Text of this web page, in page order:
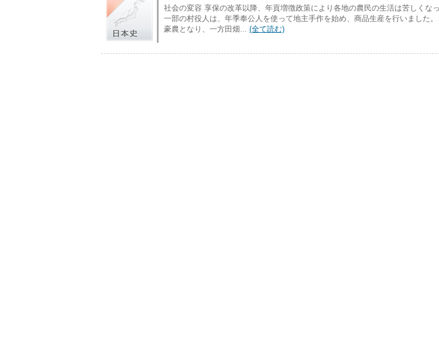
社会の変容 享保の改革以降、年貢増徴政策により各地の農民の生活は苦しくなっ
一部の村役人は、年季奉公人を使って地主手作を始め、商品生産を行いました
豪農となり、一方田畑... (全て読む)